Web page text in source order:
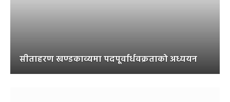
सीताहरण खण्डकाव्यमा पदपूर्वार्धवक्रताको अध्ययन